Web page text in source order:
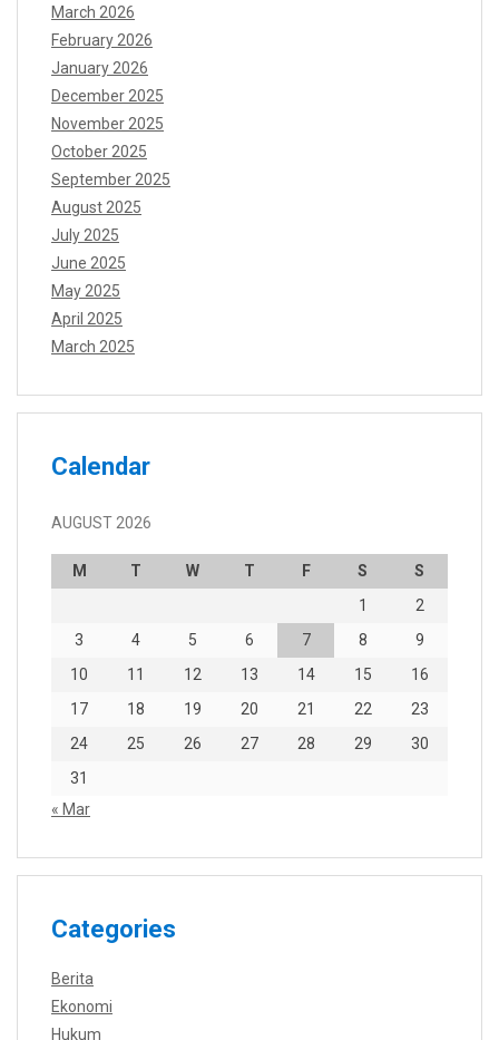
March 2026
February 2026
January 2026
December 2025
November 2025
October 2025
September 2025
August 2025
July 2025
June 2025
May 2025
April 2025
March 2025
Calendar
AUGUST 2026
M T W T F S
S
1
2
3
4 5 6 7 8
9
10
11 12 13 14 15
16
17
18 19 20 21 22
23
24
25 26 27 28 29
30
31
« Mar
Categories
Berita
Ekonomi
Hukum